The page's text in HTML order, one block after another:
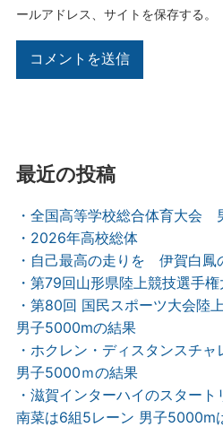
ールアドレス、サイトを保存する。
最近の投稿
・全国高等学校総合体育大会
・2026年高校総体
・自己最高の走りを 伊賀白鳳
・第79回山形県陸上競技選手
・第80回 国民スポーツ大会陸
男子5000mの結果
・ホクレン・ディスタンスチ
男子5000ｍの結果
・滋賀インターハイのスター
南菜は6組5レーン 男子5000m